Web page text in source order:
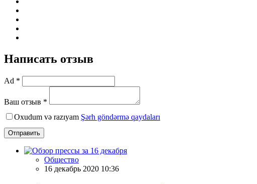
Написать отзыв
Ad *
Ваш отзыв *
Oxudum və razıyam Şərh göndərmə qaydaları
Отправить
Общество
16 декабрь 2020 10:36